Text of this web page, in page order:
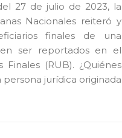
27 de julio de 2023, la
Nacionales reiteró y
finales de una
ser reportados en el
(RUB). ¿Quiénes
jurídica originada